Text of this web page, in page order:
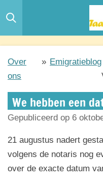
Ga
direct
hoofdinhoud
Over
ons
» Emigratieblog
We hebben een
Gepubliceerd op 6
21 augustus nadert
volgens de notaris nog
over de exacte datum